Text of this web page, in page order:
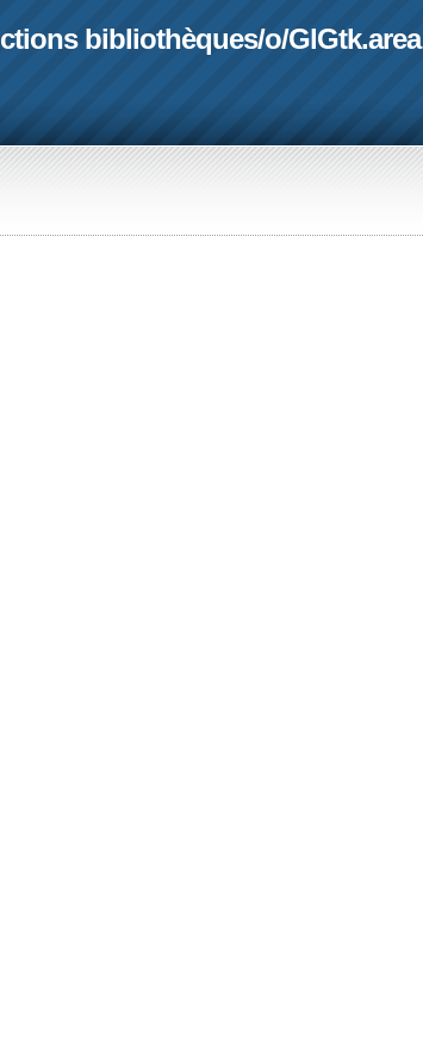
bibliothèques/o/GlGtk.area